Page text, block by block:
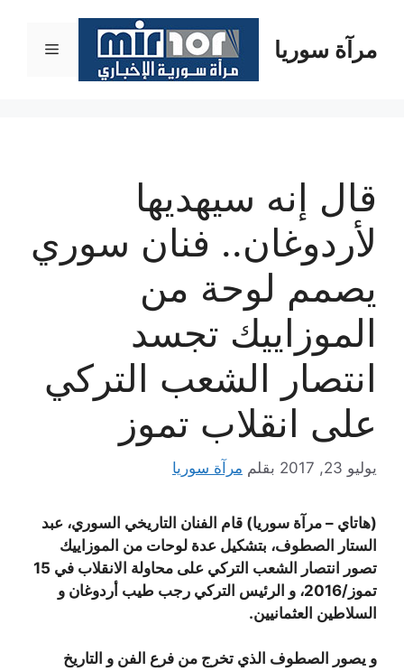
المحتوىمرآة سوريا القائمة
قال إنه سيهديها
لأردوغان.. فنان سوري
يصمم لوحة من
الموزاييك تجسد
انتصار الشعب التركي
على انقلاب تموز
يوليو 23, 2017 بقلم مرآة سوريا
(هاتاي – مرآة سوريا) قام الفنان التاريخي السوري، عبد
الستار الصطوف، بتشكيل عدة لوحات من الموزاييك
تصور انتصار الشعب التركي على محاولة الانقلاب في 15
تموز/2016، و الرئيس التركي رجب طيب أردوغان و
السلاطين العثمانيين.
و يصور الصطوف الذي تخرج من فرع الفن و التاريخ